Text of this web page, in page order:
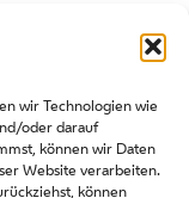
wir Technologien wie
oder darauf
können wir Daten
Website verarbeiten.
können